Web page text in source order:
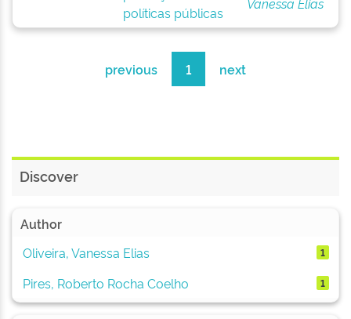
políticas públicas
previous 1 next
Discover
Author
Oliveira, Vanessa Elias
1
Pires, Roberto Rocha Coelho 1